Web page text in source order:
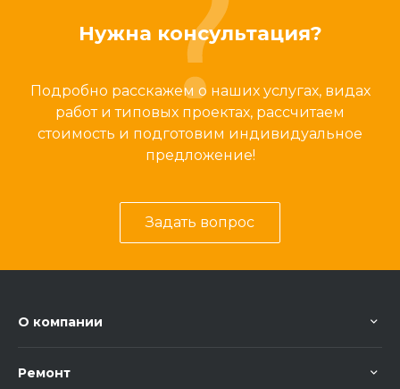
Нужна консультация?
Подробно расскажем о наших услугах, видах
работ и типовых проектах, рассчитаем
стоимость и подготовим индивидуальное
предложение!
Задать вопрос
О компании
Ремонт